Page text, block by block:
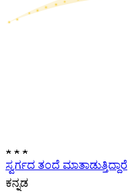
★ ★ ★
ಸ್ವರ್ಗದ ತಂದೆ ಮಾತಾಡುತ್ತಿದ್ದಾರೆ
ಕನ್ನಡ